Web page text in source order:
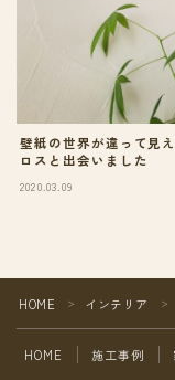
壁紙の世界が違って見
ロスと出会いました
2020.03.09
HOME ＞ インテリア ＞
HOME 施工事例